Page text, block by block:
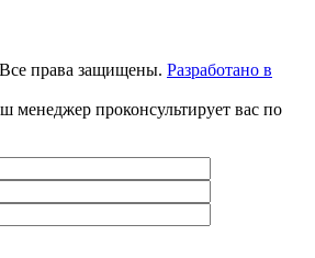
права защищены. Разработано в
менеджер проконсультирует вас по